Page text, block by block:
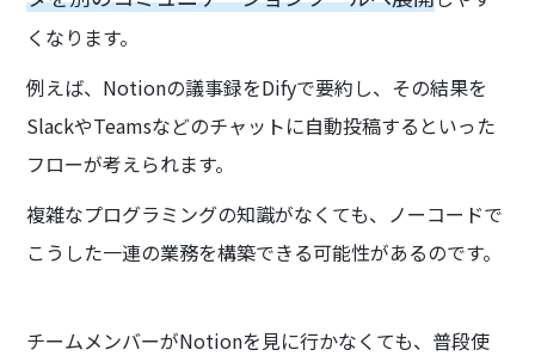
くなります。
例えば、Notionの議事録をDifyで要約し、その結果を
SlackやTeamsなどのチャットに自動投稿するといった
フローが考えられます。
複雑なプログラミングの知識がなくても、ノーコードで
こうした一連の業務を構築できる可能性があるのです。
チームメンバーがNotionを見に行かなくても、普段使